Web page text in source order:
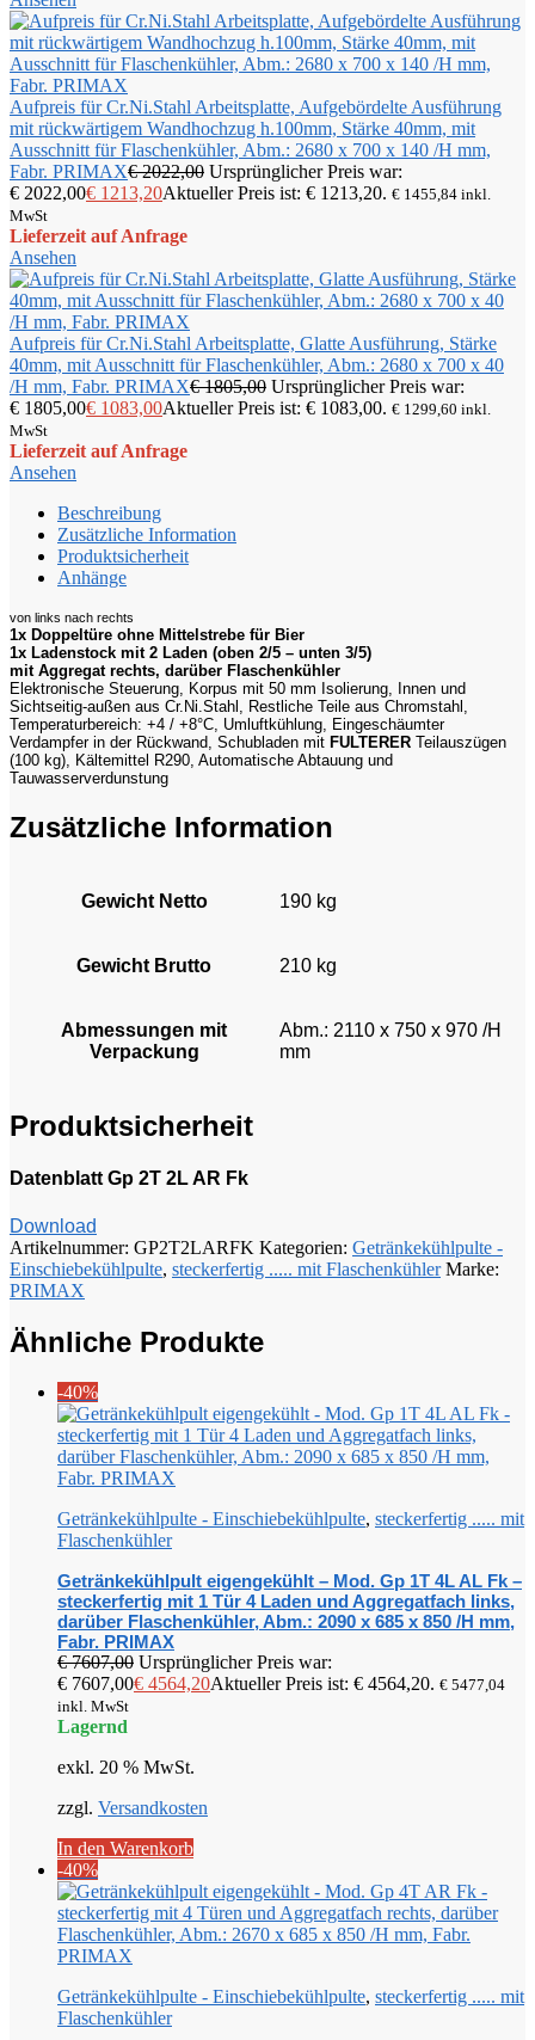
Aufpreis für Cr.Ni.Stahl Arbeitsplatte, Aufgebördelte Ausführung
mit rückwärtigem Wandhochzug h.100mm, Stärke 40mm, mit
Ausschnitt für Flaschenkühler, Abm.: 2680 x 700 x 140 /H mm,
Fabr. PRIMAX€2022,00 Ursprünglicher Preis war:
€ 2022,00€ 1213,20Aktueller Preis ist: € 1213,20. € 1455,84 inkl.
MwSt
Lieferzeit auf Anfrage
Ansehen
Aufpreis für Cr.Ni.Stahl Arbeitsplatte, Glatte Ausführung, Stärke
40mm, mit Ausschnitt für Flaschenkühler, Abm.: 2680 x 700 x 40
/H mm, Fabr. PRIMAX€1805,00 Ursprünglicher Preis war:
€ 1805,00€ 1083,00Aktueller Preis ist: € 1083,00. € 1299,60 inkl.
MwSt
Lieferzeit auf Anfrage
Ansehen
Beschreibung
Zusätzliche Information
Produktsicherheit
Anhänge
von links nach rechts
1x Doppeltüre ohne Mittelstrebe für Bier
1x Ladenstock mit 2 Laden (oben 2/5 – unten 3/5)
mit Aggregat rechts, darüber Flaschenkühler
Elektronische Steuerung, Korpus mit 50 mm Isolierung, Innen und
Sichtseitig-außen aus Cr.Ni.Stahl, Restliche Teile aus Chromstahl,
Temperaturbereich: +4 / +8°C, Umluftkühlung, Eingeschäumter
Verdampfer in der Rückwand, Schubladen mit FULTERER Teilauszügen
(100 kg), Kältemittel R290, Automatische Abtauung und
Tauwasserverdunstung
Zusätzliche Information
Gewicht Netto 190 kg
Gewicht Brutto 210 kg
Abmessungen mit
Verpackung
Abm.: 2110 x 750 x 970 /H
mm
Produktsicherheit
Datenblatt Gp 2T 2L AR Fk
Download
Artikelnummer: GP2T2LARFK Kategorien: Getränkekühlpulte -
Einschiebekühlpulte, steckerfertig ..... mit Flaschenkühler Marke:
PRIMAX
Ähnliche Produkte
-40%
Getränkekühlpulte - Einschiebekühlpulte, steckerfertig ..... mit
Flaschenkühler
Getränkekühlpult eigengekühlt – Mod. Gp 1T 4L AL Fk –
steckerfertig mit 1 Tür 4 Laden und Aggregatfach links,
darüber Flaschenkühler, Abm.: 2090 x 685 x 850 /H mm,
Fabr. PRIMAX
€7607,00 Ursprünglicher Preis war:
€ 7607,00€ 4564,20Aktueller Preis ist: € 4564,20. € 5477,04
inkl. MwSt
Lagernd
exkl. 20 % MwSt.
zzgl. Versandkosten
In den Warenkorb
-40%
Getränkekühlpulte - Einschiebekühlpulte, steckerfertig ..... mit
Flaschenkühler